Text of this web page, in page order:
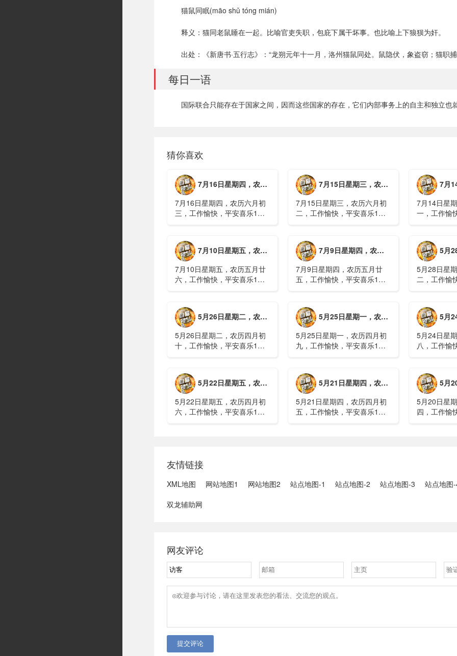
猫鼠同眠(māo shǔ tóng mián)
释义：猫同老鼠睡在一起。比喻官吏失职，包庇下属干坏事。也比喻上下狼狈为奸。
出处：《新唐书·五行志》：“龙朔元年十一月，洛州猫鼠同处。鼠隐伏，象盗窃；猫职
每日一语
国际联合只能存在于国家之间，因而这些国家的存在，它们内部事务上的自主和独立
猜你喜欢
7月16日星期四，农历六月初三，工作愉快，平安喜乐
7月16日星期四，农历六月初
三，工作愉快，平安喜乐1、
伊战争或升级，特朗普召集会
议讨论大规模进攻3、深圳一
商住楼加装......
7月15日星期三，农历六月初二，工作愉快，平安喜乐
7月15日星期三，农历六月初
二，工作愉快，平安喜乐1、
案2、全球首款实体瘤CAR-T
细胞治疗走向临床，上海多家
医院开......
7月14日星期
7月14日星
一，工作愉
停业2、广
计发现登革
治愈出院1......
7月10日星期五，农历五月廿六，工作愉快，平安喜乐
7月10日星期五，农历五月廿
六，工作愉快，平安喜乐1、
山体滑坡：21名林场工人遇
难，年龄最长者近6旬3、近亿
元高标......
7月9日星期四，农历五月廿五，工作愉快，平安喜乐
7月9日星期四，农历五月廿
五，工作愉快，平安喜乐1、
家科技进步一等奖！同济大学
为纳米制造铸就“精准标尺”3、
四川宜宾高......
5月28日星期
5月28日星
二，工作愉
果(金)埃博
初期，主要
触3、......
5月26日星期二，农历四月初十，工作愉快，平安喜乐
5月26日星期二，农历四月初
十，工作愉快，平安喜乐1、
15年2、神舟二十三号载人飞
船与空间站组合体完成自主快
速交会对接......
5月25日星期一，农历四月初九，工作愉快，平安喜乐
5月25日星期一，农历四月初
九，工作愉快，平安喜乐1、
接2、山洪等地质灾害风险
大，重庆永川连续暴雨已致17
人失联，1人......
5月24日星期
5月24日星
八，工作愉
一煤矿爆炸
下38人正在
清赶赴山......
5月22日星期五，农历四月初六，工作愉快，平安喜乐
5月22日星期五，农历四月初
六，工作愉快，平安喜乐1、
3、司法部：......
5月21日星期四，农历四月初五，工作愉快，平安喜乐
5月21日星期四，农历四月初
五，工作愉快，平安喜乐1、
5月20日星期
5月20日星
四，工作愉
友情链接
XML地图 网站地图1 网站地图2 站点地图-1 站点地图-2 站点地图-3 站点地图
双龙辅助网
网友评论
提交评论